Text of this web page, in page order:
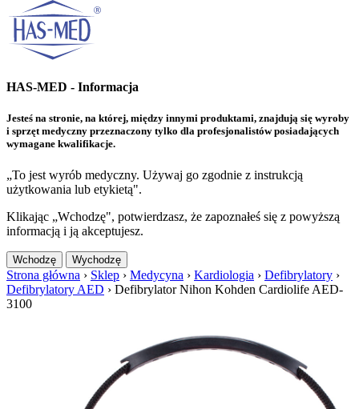
HAS-MED - Informacja
Jesteś na stronie, na której, między innymi produktami, znajdują się wyroby
i sprzęt medyczny przeznaczony tylko dla profesjonalistów posiadających
wymagane kwalifikacje.
„To jest wyrób medyczny. Używaj go zgodnie z instrukcją
użytkowania lub etykietą".
Klikając „Wchodzę", potwierdzasz, że zapoznałeś się z powyższą
informacją i ją akceptujesz.
Wchodzę Wychodzę
Strona główna › Sklep › Medycyna › Kardiologia › Defibrylatory ›
Defibrylatory AED › Defibrylator Nihon Kohden Cardiolife AED-
3100